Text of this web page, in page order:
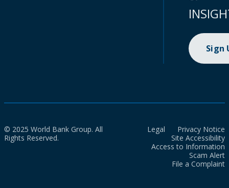
Sign
© 2025 World Bank Group. All
Rights Reserved.
Legal
Privacy Notice
Site Accessibility
Access to Information
Scam Alert
File a Complaint